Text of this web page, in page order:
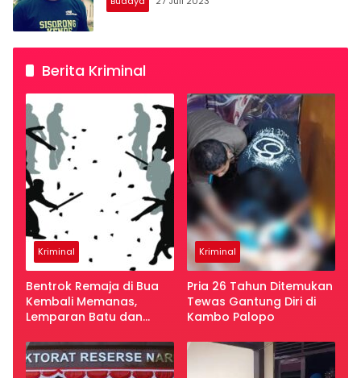
Berita Kriminal
Kriminal
Bentrok Remaja di Bua
Kembali Memanas,
Lemparan Batu dan
Kriminal
Pria 26 Tahun Ditemukan
Tewas Gantung Diri di
Kambo Palopo